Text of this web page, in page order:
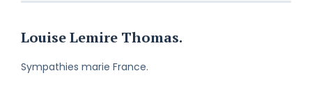
Louise Lemire Thomas.
Sympathies marie France.